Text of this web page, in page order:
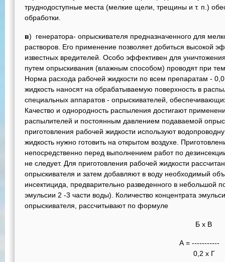
труднодоступные места (мелкие щели, трещины и т. п.)
обработки.
в) генератора- опрыскивателя предназначенного для
растворов. Его применение позволяет добиться высокой
известных вредителей. Особо эффективен для
путем опрыскивания (влажным способом) проводят при
Норма расхода рабочей жидкости по всем препаратам -
жидкость наносят на обрабатываемую поверхность в
специальных аппаратов - опрыскивателей,
Качество и однородность распыления достигают
распылителей и постоянным давлением подаваемой
приготовления рабочей жидкости используют
жидкость нужно готовить на открытом воздухе.
непосредственно перед выполнением работ по
не следует. Для приготовления рабочей жидкости
опрыскивателя и затем добавляют в воду необходимый
инсектицида, предварительно разведенного в небольшой
эмульсии 2 -3 части воды). Количество концентрата
опрыскивателя, рассчитывают по формуле
Б х В
А = -----------
0,2 х Г